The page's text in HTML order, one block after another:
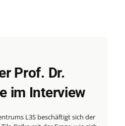
Prof. Dr.
im Interview
L3S beschäftigt sich der